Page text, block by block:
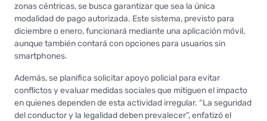
zonas céntricas, se busca garantizar que sea la única
modalidad de pago autorizada. Este sistema, previsto para
diciembre o enero, funcionará mediante una aplicación móvil,
aunque también contará con opciones para usuarios sin
smartphones.
Además, se planifica solicitar apoyo policial para evitar
conflictos y evaluar medidas sociales que mitiguen el impacto
en quienes dependen de esta actividad irregular. “La seguridad
del conductor y la legalidad deben prevalecer”, enfatizó el